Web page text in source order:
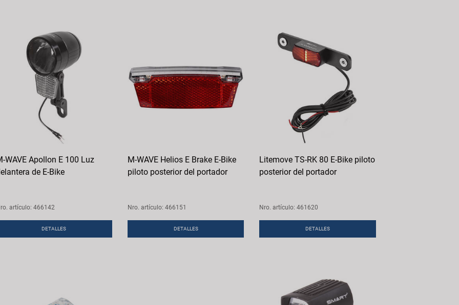
WAVE Apollon E 100 Luz
de E-Bike
artículo: 466142
DETALLES
M-WAVE Helios E Brake E-Bike
piloto posterior del portador
Nro. artículo: 466151
DETALLES
Litemove TS-RK 80 E-Bike piloto
posterior del portador
Nro. artículo: 461620
DETALLES